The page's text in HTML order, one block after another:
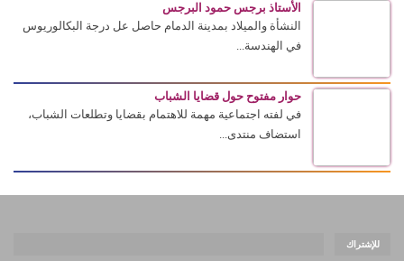
الأستاذ برجس حمود البرجس
النشأة والميلاد بمدينة الدمام حاصل عل درجة البكالوريوس
في الهندسة...
حوار مفتوح حول قضايا الشباب
في لفته اجتماعية مهمة للاهتمام بقضايا وتطلعات الشباب،
استضاف منتدى...
للإشتراك